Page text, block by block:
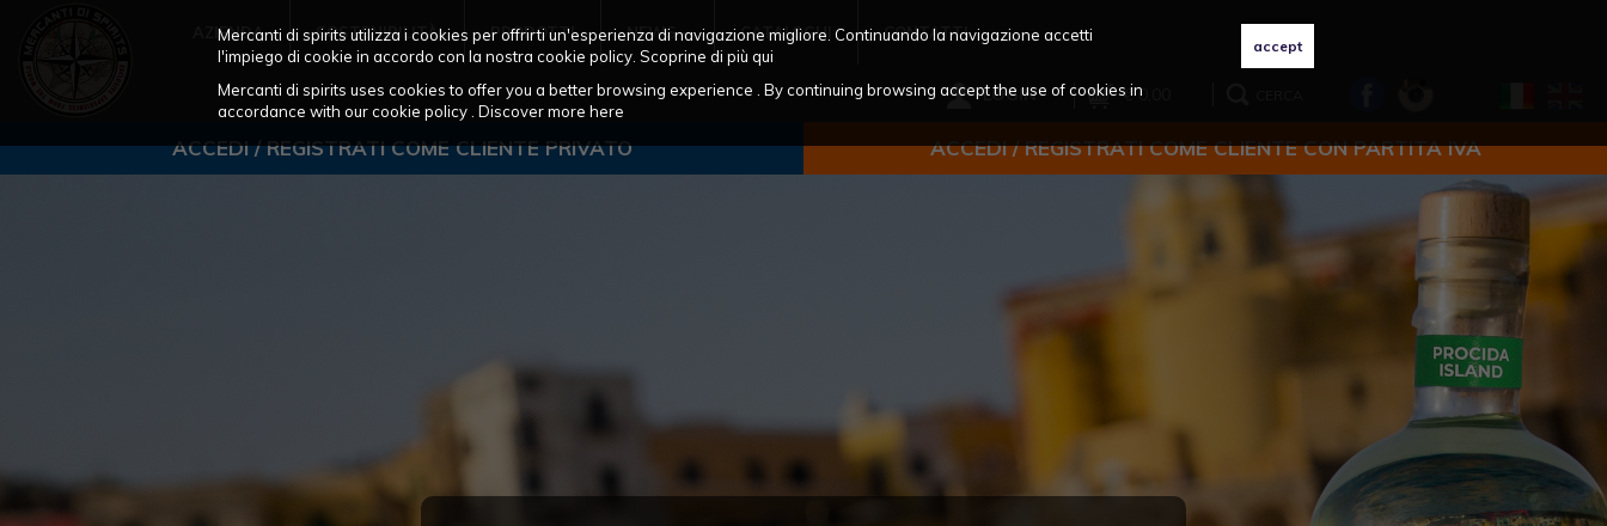
Mercanti di spirits utilizza i cookies per offrirti un'esperienza di navigazione migliore. Continuando la navigazione accetti
l'impiego di cookie in accordo con la nostra cookie policy. Scoprine di più qui
Mercanti di spirits uses cookies to offer you a better browsing experience . By continuing browsing accept the use of cookies in
accordance with our cookie policy . Discover more here
AZIENDA SOSTENIBILITÀ PRODOTTI NEWS CATALOGHI CONTATTI
LOGIN € 0,00
ACCEDI / REGISTRATI COME CLIENTE PRIVATO ACCEDI / REGISTRATI COME CLIENTE CON PARTITA IVA